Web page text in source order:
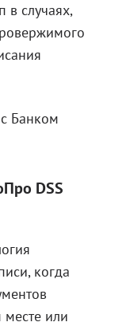
в случаях,
Банком
DSS
когда
месте или